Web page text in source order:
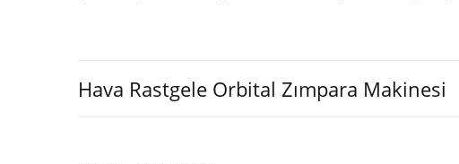
Hava Rastgele Orbital Zımpara Makinesi